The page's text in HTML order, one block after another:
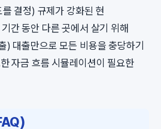
결정) 규제가 강화된 현
간 동안 다른 곳에서 살기 위해
) 대출만으로 모든 비용을 충당하기
자금 흐름 시뮬레이션이 필요한